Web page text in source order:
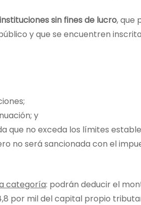
instituciones sin fines de lucro, que
y que se encuentren
y
que no exceda los límites
no será sancionada con el
categoría: podrán deducir el
por mil del capital propio